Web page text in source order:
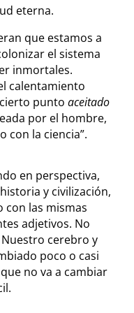
eterna.
que estamos a
el sistema
inmortales.
calentamiento
cierto puntoaceitado
por el hombre,
con la ciencia”.
en perspectiva,
y civilización,
con las mismas
adjetivos. No
cerebro y
poco o casi
no va a cambiar